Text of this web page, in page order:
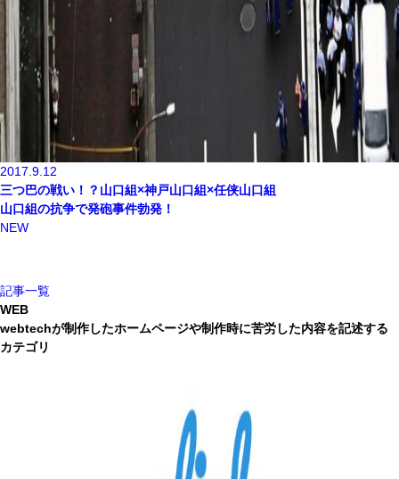
2017.9.12
三つ巴の戦い！？山口組×神戸山口組×任侠山口組
山口組の抗争で発砲事件勃発！
NEW
記事一覧
WEB
webtechが制作したホームページや制作時に苦労した内容を記述する
カテゴリ